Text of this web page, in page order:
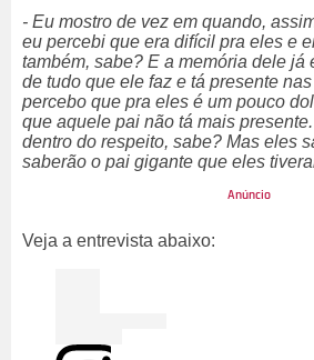
- Eu mostro de vez em quando,
eu percebi que era difícil pra eles e
também, sabe? E a memória dele já
de tudo que ele faz e tá presente
percebo que pra eles é um pouco
que aquele pai não tá mais
dentro do respeito, sabe? Mas eles
saberão o pai gigante que eles
Veja a entrevista abaixo: